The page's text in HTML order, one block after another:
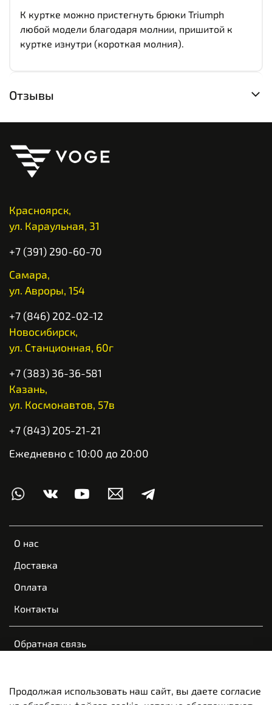
К куртке можно пристегнуть брюки Triumph
любой модели благодаря молнии, пришитой к
куртке изнутри (короткая молния).
Отзывы
О нас
Доставка
Оплата
Контакты
Обратная связь
Оферта и политика конфиденциальности
Красноярск,
ул. Караульная, 31
+7 (391) 290-60-70
Самара,
ул. Авроры, 154
+7 (846) 202-02-12
Новосибирск,
ул. Станционная, 60г
+7 (383) 36-36-581
Казань,
ул. Космонавтов, 57в
+7 (843) 205-21-21
Ежедневно с 10:00 до 20:00
Продолжая использовать наш сайт, вы даете согласие